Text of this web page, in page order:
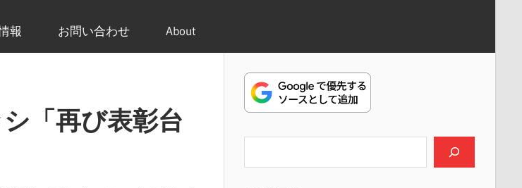
報 お問い合わせ About
「再び表彰台